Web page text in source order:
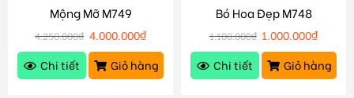
Mộng Mỡ M749
4.250.000₫ 4.000.000₫
Chi tiết
Giỏ hàng
Bó Hoa Đẹp M748
1.100.000₫ 1.000.000₫
Chi tiết
Giỏ hàng